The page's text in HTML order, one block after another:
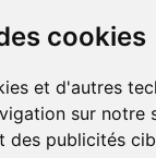
cookies
et d'autres
sur notre
des publicités